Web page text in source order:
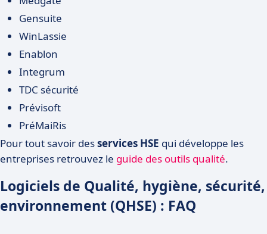
Gensuite
WinLassie
Enablon
Integrum
TDC sécurité
Prévisoft
PréMaiRis
Pour tout savoir desservices HSE qui développe les
entreprises retrouvez le guide des outils qualité.
Logiciels de Qualité, hygiène, sécurité,
environnement (QHSE) : FAQ